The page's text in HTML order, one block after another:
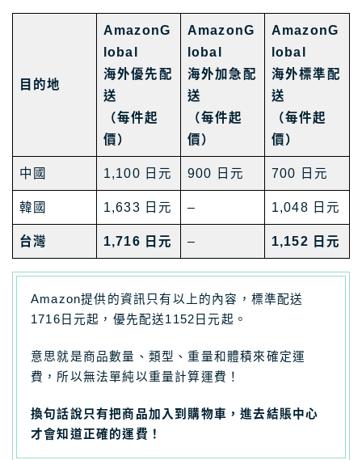
目的地
AmazonG
lobal
海外優先配
送
（每件起
價）
AmazonG
lobal
海外加急配
送
（每件起
價）
AmazonG
lobal
海外標準配
送
（每件起
價）
中國 1,100 日元 900 日元 700 日元
韓國 1,633 日元 – 1,048 日元
台灣 1,716 日元 – 1,152 日元
Amazon提供的資訊只有以上的內容，標準配送
1716日元起，優先配送1152日元起。
意思就是商品數量、類型、重量和體積來確定運
費，所以無法單純以重量計算運費！
換句話說只有把商品加入到購物車，進去結賬中心
才會知道正確的運費！